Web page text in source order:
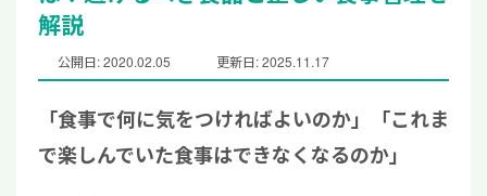
解説
公開日: 2020.02.05 更新日: 2025.11.17
「食事で何に気をつければよいのか」「これま
で楽しんでいた食事はできなくなるのか」